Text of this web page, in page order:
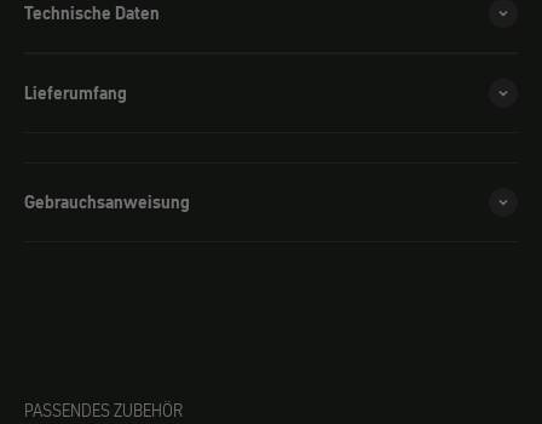
Technische Daten
Lieferumfang
Gebrauchsanweisung
PASSENDES ZUBEHÖR